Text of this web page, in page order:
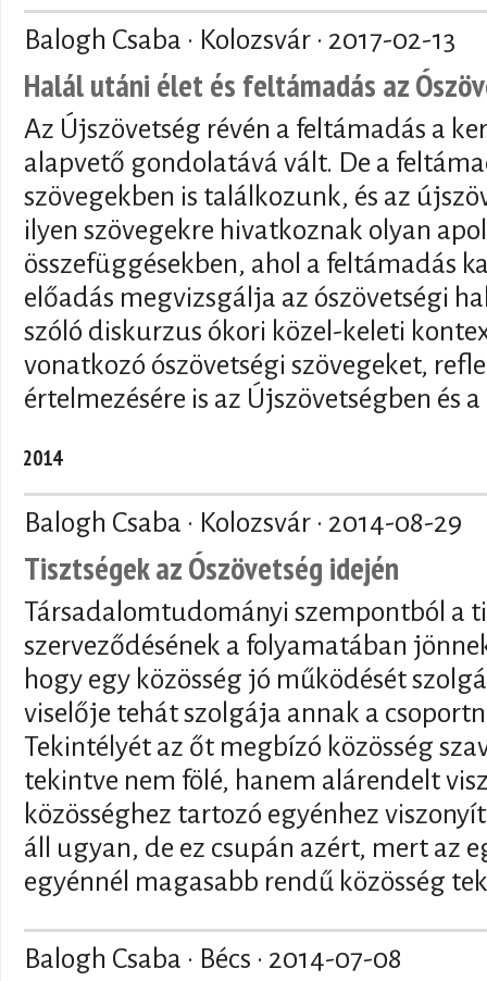
Balogh Csaba · Kolozsvár · 2017-02-13
Halál utáni élet és feltámadás az
Az Újszövetség révén a feltámadás a
alapvető gondolatává vált. De a
szövegekben is találkozunk, és az
ilyen szövegekre hivatkoznak olyan
összefüggésekben, ahol a feltámadás
előadás megvizsgálja az ószövetségi
szóló diskurzus ókori közel-keleti
vonatkozó ószövetségi szövegeket,
értelmezésére is az Újszövetségben és
2014
Balogh Csaba · Kolozsvár · 2014-08-29
Tisztségek az Ószövetség idején
Társadalomtudományi szempontból a
szerveződésének a folyamatában
hogy egy közösség jó működését
viselője tehát szolgája annak a
Tekintélyét az őt megbízó közösség
tekintve nem fölé, hanem alárendelt
közösséghez tartozó egyénhez
áll ugyan, de ez csupán azért, mert az
egyénnél magasabb rendű közösség
Balogh Csaba · Bécs · 2014-07-08